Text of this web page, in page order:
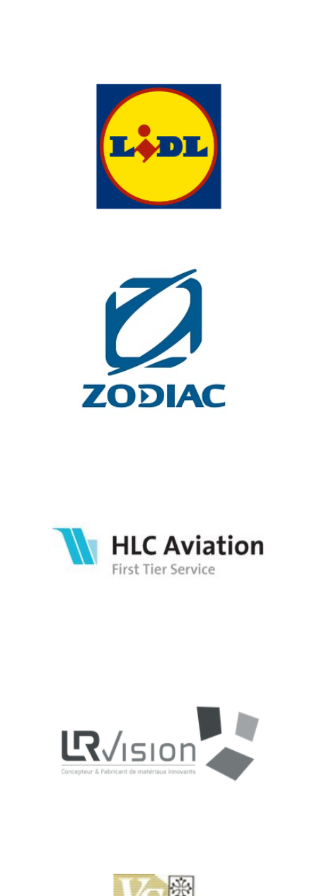
LIDL, LOGISTIQUE DISTRIBUTION
Lidl externalise une partie de sa logistique auprès de Denjean
Logistique.
ZODIAC NAUTIC, LOGISTIQUE INDUSTRIELLE
Zodiac Nautic, fabriquant de bateaux pneumatiques, confie sa
logistique à Denjean Logistique.
Hambourg, Stade et Brême depuis près de 30 ans. Aujourd’hui
l'entreprise s’appuie sur Denjean Logistique pour stocker et
distribuer ses produits sur les usines de Toulouse.
LRVision apporte des solutions novatrices dans les domaines
des parements de bétons architectoniques et celui de la chimie
pour le BTP. Elle s’appuie sur Denjean Logistique pour stocker et
distribuer ses produits.
VIGNERONS DU SUD-OUEST, LOGISTIQUE AGRO-